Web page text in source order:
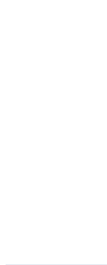
Enriqueça sua
Alimente seus